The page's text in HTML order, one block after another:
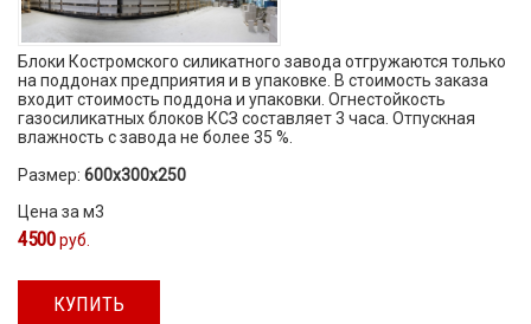
Блоки Костромского силикатного завода отгружаются только
на поддонах предприятия и в упаковке. В стоимость заказа
входит стоимость поддона и упаковки. Огнестойкость
газосиликатных блоков КСЗ составляет 3 часа. Отпускная
влажность с завода не более 35 %.
Размер: 600х300х250
Цена за м3
4500руб.
КУПИТЬ